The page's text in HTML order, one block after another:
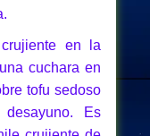
en la
cuchara en
tofu sedoso
Es